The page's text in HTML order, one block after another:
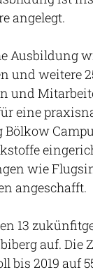
angelegt.
Ausbildung
und weitere
und
eine
wie
angeschafft.
13
auf. Die
bis 2019 auf